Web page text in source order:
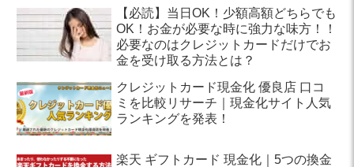
【必読】当日OK！少額高額どちらでも
OK！お金が必要な時に強力な味方！！
必要なのはクレジットカードだけでお
金を受け取る方法とは？
クレジットカード現金化 優良店 口コ
ミを比較リサーチ｜現金化サイト人気
ランキングを発表！
楽天 ギフトカード 現金化｜5つの換金